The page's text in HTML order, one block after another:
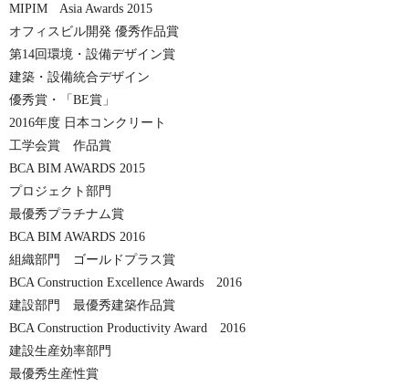
MIPIM Asia Awards 2015
オフィスビル開発 優秀作品賞
第14回環境・設備デザイン賞
建築・設備統合デザイン
優秀賞・「BE賞」
2016年度 日本コンクリート
工学会賞 作品賞
BCA BIM AWARDS 2015
プロジェクト部門
最優秀プラチナム賞
BCA BIM AWARDS 2016
組織部門 ゴールドプラス賞
BCA Construction Excellence Awards 2016
建設部門 最優秀建築作品賞
BCA Construction Productivity Award 2016
建設生産効率部門
最優秀生産性賞